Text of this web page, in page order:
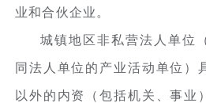
业和合伙企业。
城镇地区非私营法人单位
同法人单位的产业活动单位）
以外的内资（包括机关、事业